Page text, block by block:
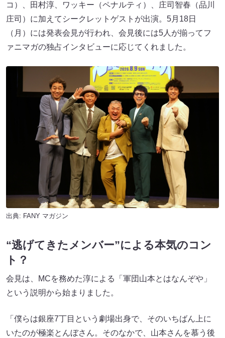
コ）、田村淳、ワッキー（ペナルティ）、庄司智春（品川
庄司）に加えてシークレットゲストが出演。5月18日
（月）には発表会見が行われ、会見後には5人が揃ってフ
ァニマガの独占インタビューに応じてくれました。
出典: FANY マガジン
“逃げてきたメンバー”による本気のコン
ト？
会見は、MCを務めた淳による「軍団山本とはなんぞや」
という説明から始まりました。
「僕らは銀座7丁目という劇場出身で、そのいちばん上に
いたのが極楽とんぼさん。そのなかで、山本さんを慕う後